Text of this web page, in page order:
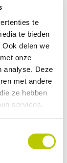
te
te bieden
delen we
onze
analyse. Deze
met andere
ze hebben
services.
of
er praktische
maken.
in kaart
een algemeen
Soms
en een CT-
na het onderzoek